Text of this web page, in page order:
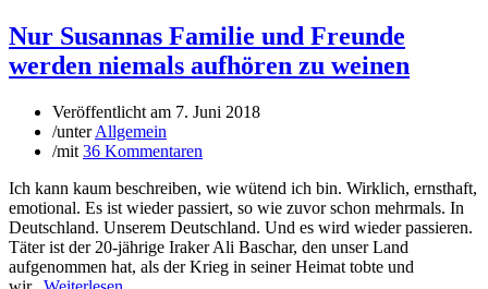
Nur Susannas Familie und Freunde
werden niemals aufhören zu weinen
Veröffentlicht am 7. Juni 2018
/unterAllgemein
/mit 36 Kommentaren
Ich kann kaum beschreiben, wie wütend ich bin. Wirklich, ernsthaft,
emotional. Es ist wieder passiert, so wie zuvor schon mehrmals. In
Deutschland. Unserem Deutschland. Und es wird wieder passieren.
Täter ist der 20-jährige Iraker Ali Baschar, den unser Land
aufgenommen hat, als der Krieg in seiner Heimat tobte und